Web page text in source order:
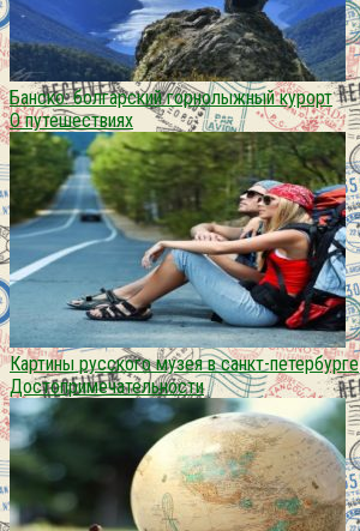
Банско: болгарский горнолыжный курорт
О путешествиях
Картины русского музея в санкт-петербурге
Достопримечательности